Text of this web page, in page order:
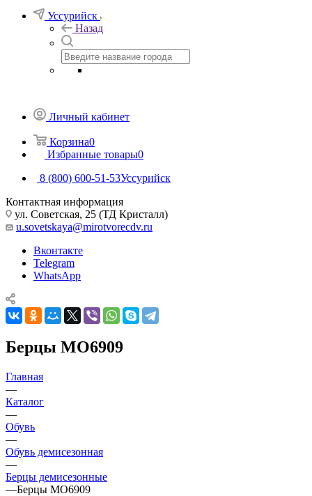
Уссурийск
Назад
Личный кабинет
Корзина0
Избранные товары0
8 (800) 600-51-53Уссурийск
Контактная информация
ул. Советская, 25 (ТД Кристалл)
u.sovetskaya@mirotvorecdv.ru
Вконтакте
Telegram
WhatsApp
Берцы МО6909
Главная
—
Каталог
—
Обувь
—
Обувь демисезонная
—
Берцы демисезонные
—Берцы МО6909